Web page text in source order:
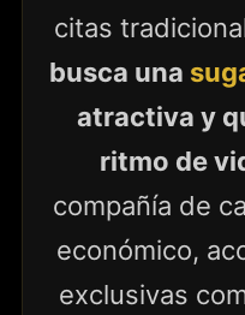
citas
busca una
atractiva y
ritmo de
compañía de
económico,
exclusivas